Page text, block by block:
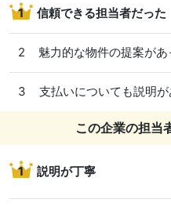
1 信頼できる担当者だった
2 魅力的な物件の提案があ
3 支払いについても説明が
この企業の担当
1 説明が丁寧